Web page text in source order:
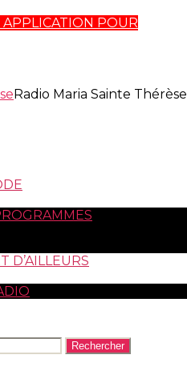
POUR
Radio Maria Sainte Thérèse
D’AILLEURS